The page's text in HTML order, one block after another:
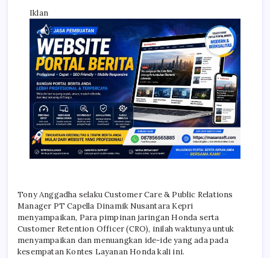
Iklan
Tony Anggadha selaku Customer Care & Public Relations
Manager PT Capella Dinamik Nusantara Kepri
menyampaikan, Para pimpinan jaringan Honda serta
Customer Retention Officer (CRO), inilah waktunya untuk
menyampaikan dan menuangkan ide-ide yang ada pada
kesempatan Kontes Layanan Honda kali ini.